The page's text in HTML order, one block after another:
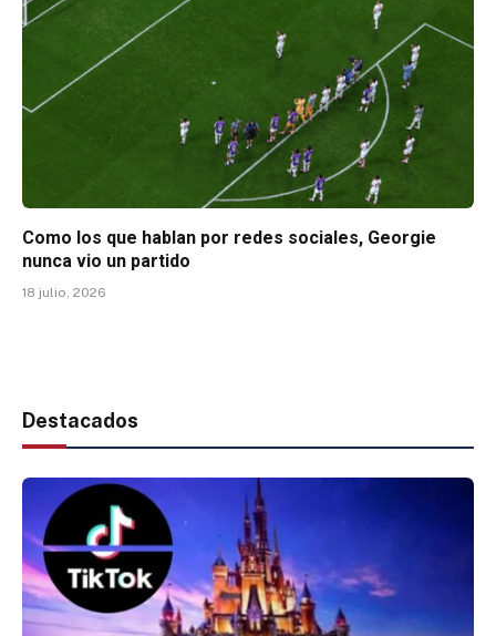
Como los que hablan por redes sociales, Georgie
nunca vio un partido
18 julio, 2026
Destacados